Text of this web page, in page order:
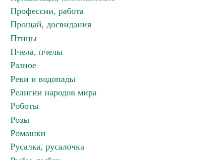
Профессии, работа
Прощай, досвидания
Птицы
Пчела, пчелы
Разное
Реки и водопады
Религии народов мира
Роботы
Розы
Ромашки
Русалка, русалочка